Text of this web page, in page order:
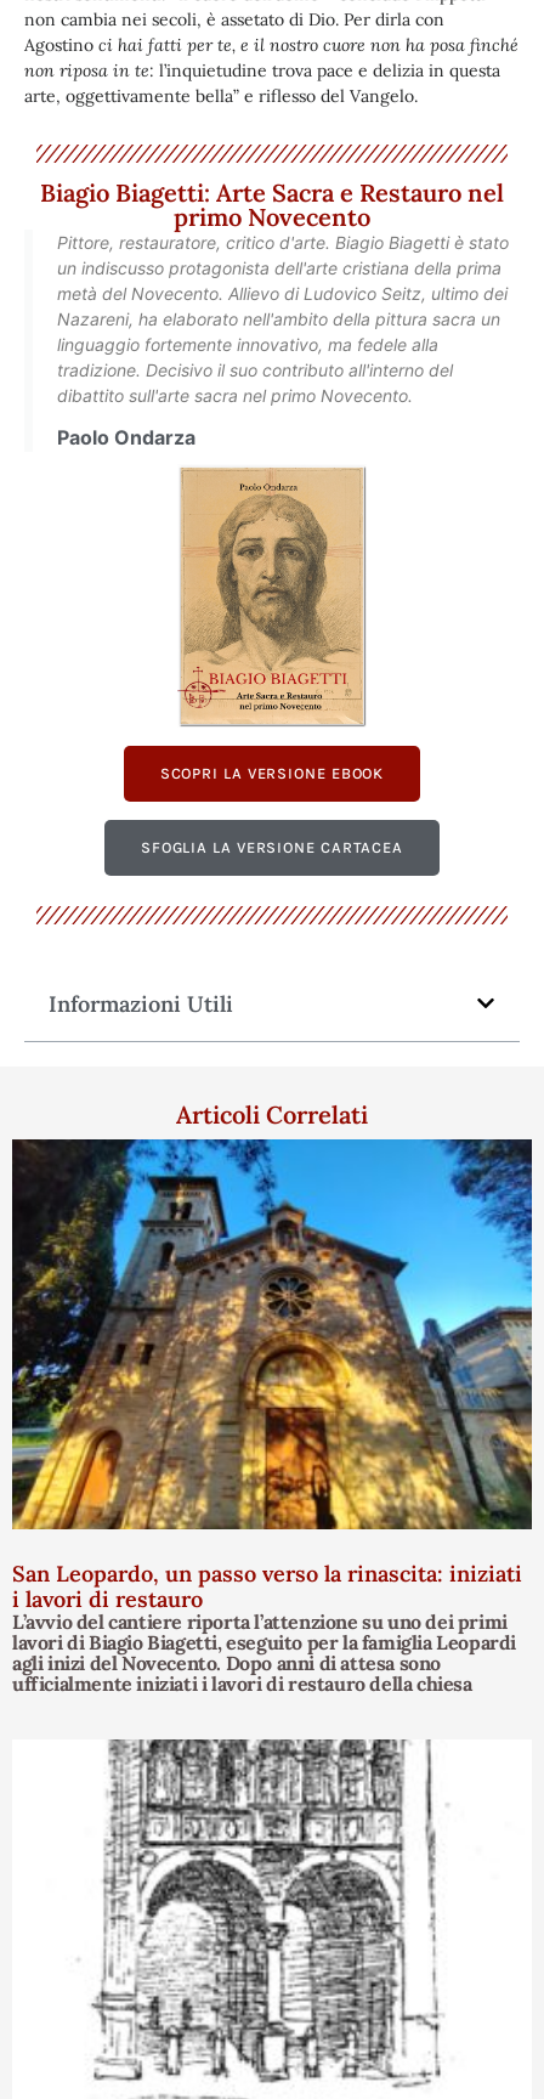
non cambia nei secoli, è assetato di Dio. Per dirla con
Agostino ci hai fatti per te, e il nostro cuore non ha posa finché
non riposa in te: l’inquietudine trova pace e delizia in questa
arte, oggettivamente bella” e riflesso del Vangelo.
Biagio Biagetti: Arte Sacra e Restauro nel
primo Novecento
Pittore, restauratore, critico d'arte. Biagio Biagetti è stato
un indiscusso protagonista dell'arte cristiana della prima
metà del Novecento. Allievo di Ludovico Seitz, ultimo dei
Nazareni, ha elaborato nell'ambito della pittura sacra un
linguaggio fortemente innovativo, ma fedele alla
tradizione. Decisivo il suo contributo all'interno del
dibattito sull'arte sacra nel primo Novecento.
Paolo Ondarza
SCOPRI LA VERSIONE EBOOK
SFOGLIA LA VERSIONE CARTACEA
Informazioni Utili
Articoli Correlati
San Leopardo, un passo verso la rinascita: iniziati
i lavori di restauro
L’avvio del cantiere riporta l’attenzione su uno dei primi
lavori di Biagio Biagetti, eseguito per la famiglia Leopardi
agli inizi del Novecento. Dopo anni di attesa sono
ufficialmente iniziati i lavori di restauro della chiesa